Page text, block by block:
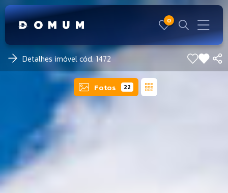
0
Detalhes imóvel cód. 1472
Fotos 22